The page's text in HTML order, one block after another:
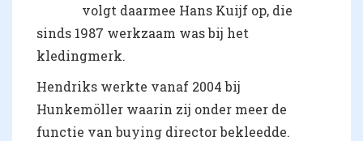
volgt daarmee Hans Kuijf op, die
sinds 1987 werkzaam was bij het
kledingmerk.
Hendriks werkte vanaf 2004 bij
Hunkemöller waarin zij onder meer de
functie van buying director bekleedde.